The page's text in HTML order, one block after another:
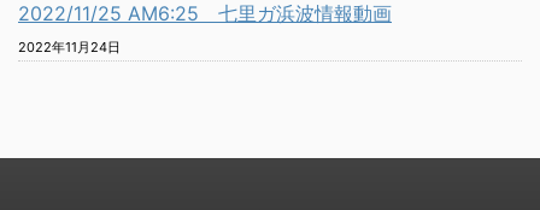
2022/11/25 AM6:25 七里ガ浜波情報動画
2022年11月24日